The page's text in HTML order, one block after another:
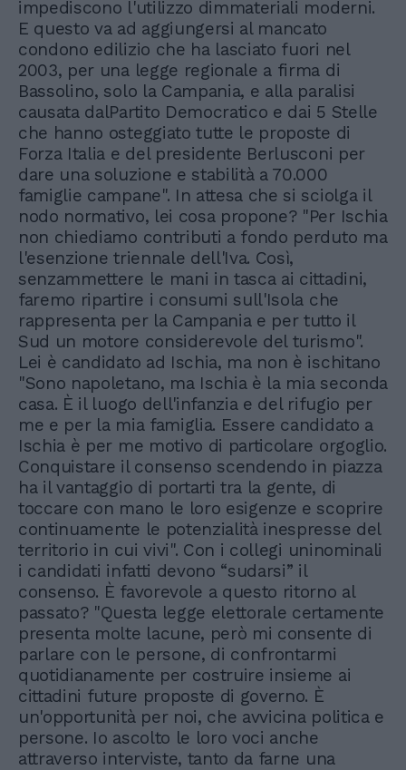
impediscono l'utilizzo dimmateriali moderni.
E questo va ad aggiungersi al mancato
condono edilizio che ha lasciato fuori nel
2003, per una legge regionale a firma di
Bassolino, solo la Campania, e alla paralisi
causata dalPartito Democratico e dai 5 Stelle
che hanno osteggiato tutte le proposte di
Forza Italia e del presidente Berlusconi per
dare una soluzione e stabilità a 70.000
famiglie campane". In attesa che si sciolga il
nodo normativo, lei cosa propone? "Per Ischia
non chiediamo contributi a fondo perduto ma
l'esenzione triennale dell'Iva. Così,
senzammettere le mani in tasca ai cittadini,
faremo ripartire i consumi sull'Isola che
rappresenta per la Campania e per tutto il
Sud un motore considerevole del turismo".
Lei è candidato ad Ischia, ma non è ischitano
"Sono napoletano, ma Ischia è la mia seconda
casa. È il luogo dell'infanzia e del rifugio per
me e per la mia famiglia. Essere candidato a
Ischia è per me motivo di particolare orgoglio.
Conquistare il consenso scendendo in piazza
ha il vantaggio di portarti tra la gente, di
toccare con mano le loro esigenze e scoprire
continuamente le potenzialità inespresse del
territorio in cui vivi". Con i collegi uninominali
i candidati infatti devono “sudarsi” il
consenso. È favorevole a questo ritorno al
passato? "Questa legge elettorale certamente
presenta molte lacune, però mi consente di
parlare con le persone, di confrontarmi
quotidianamente per costruire insieme ai
cittadini future proposte di governo. È
un'opportunità per noi, che avvicina politica e
persone. Io ascolto le loro voci anche
attraverso interviste, tanto da farne una